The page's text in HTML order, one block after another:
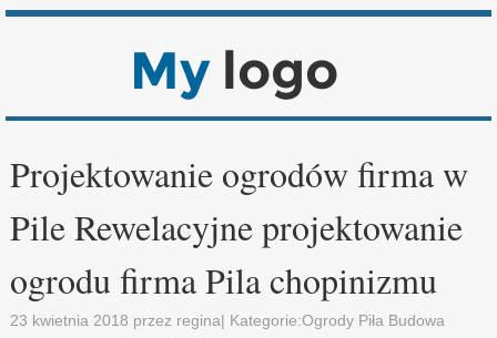
Projektowanie ogrodów firma w
Pile Rewelacyjne projektowanie
ogrodu firma Pila chopinizmu
23 kwietnia 2018 przez regina| Kategorie:Ogrody Piła Budowa